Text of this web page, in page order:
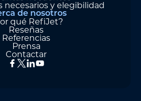
necesarios y elegibilidad
de nosotros
qué RefiJet?
Reseñas
Referencias
Prensa
Contactar